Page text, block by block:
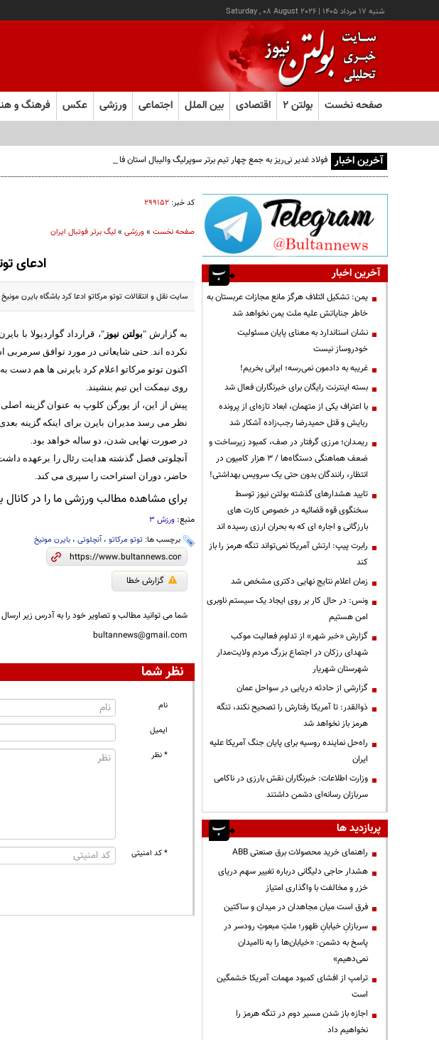
شنبه ۱۷ مرداد ۱۴۰۵ |
Saturday , 08 August 2026
صفحه نخست بولتن ۲ اقتصادی بین الملل اجتماعی ورزشی عکس فرهنگ و
آخرین اخبار فولاد غدیر نی‌ریز به جمع چهار تیم برتر سوپرلیگ والیبال استان فارس صعود کرد
کد خبر: ۲۹۹۱۵۲
صفحه نخست»ورزشی»لیگ برتر فوتبال ایران
ادعای
سایت نقل و انتقالات توتو مرکاتو ادعا کرد باشگاه بایرن
به گزارش "بولتن نیوز"، قرارداد گواردیولا با
نکرده اند. حتی شایعاتی در مورد توافق
اکنون توتو مرکاتو اعلام کرد بایرنی ها هم دست
روی نیمکت این تیم بنشیند.‏
پیش از این، از یورگن کلوپ به عنوان گزینه اصلی
نظر می رسد مدیران بایرن برای اینکه گزینه
در صورت نهایی ‏شدن، دو ساله خواهد بود.‏
آنچلوتی فصل گذشته هدایت رئال را برعهده
حاضر، دوران استراحت را سپری می کند.
برای مشاهده مطالب ورزشی ما را در کانال
منبع: ورزش 3
برچسب ها: توتو مرکاتو،آنچلوتی، بایرن مونیخ
گزارش خطا
شما می توانید مطالب و تصاویر خود را به آدرس زیر ارسال
bultannews@gmail.com
نظر شما
نام
ایمیل
* نظر
* کد امنیتی
آخرین اخبار
یمن: تشکیل ائتلاف هرگز مانع مجازات عربستان به
خاطر جنایاتش علیه ملت یمن نخواهد شد
نشان استاندارد به معنای پایان مسئولیت
خودروساز نیست
غریبه به دادمون نمی‌رسه؛ ایرانی بخریم!
بسته اینترنت رایگان برای خبرنگاران فعال شد
با اعتراف یکی از متهمان، ابعاد تازه‌ای از پرونده
ربایش و قتل حمیدرضا رجب‌زاده آشکار شد
ریمـدان؛ مرزی گرفتار در صف، کمبود زیرساخت و
ضعف هماهنگی دستگاه‌ها / ۳ هزار کامیون در
انتظار، رانندگان بدون حتی یک سرویس بهداشتی!
تایید هشدارهای گذشته بولتن نیوز توسط
سخنگوی قوه قضائیه در خصوص کارت های
بارزگانی و اجاره ای که به بحران ارزی رسیده اند
رابرت پیپ: ارتش آمریکا نمی‌تواند تنگه هرمز را باز
کند
زمان اعلام نتایج نهایی دکتری مشخص شد
ونس: در حال کار بر روی ایجاد یک سیستم ناوبری
امن هستیم
گزارش «خبر شهر» از تداوم فعالیت موکب
شهدای رزکان در اجتماع بزرگ مردم ولایت‌مدار
شهرستان شهریار
گزارشی از حادثه دریایی در سواحل عمان
ذوالقدر: تا آمریکا رفتارش را تصحیح نکند، تنگه
هرمز باز نخواهد شد
راه‌حل نماینده روسیه برای پایان جنگ آمریکا علیه
ایران
وزارت اطلاعات: خبرنگاران نقش بارزی در ناکامی
سربازان رسانه‌ای دشمن داشتند
پربازدید ها
راهنمای خرید محصولات برق صنعتی ABB
هشدار حاجی دلیگانی درباره تغییر سهم دریای
خزر و مخالفت با واگذاری امتیاز
فرق است میان مجاهدان در میدان و ساکتین
سربازانِ خیابانِ ظهور؛ ملتِ مبعوثِ رودسر در
پاسخ به دشمن: «خیابان‌ها را به ناامیدان
نمی‌دهیم»
ترامپ از افشای کمبود مهمات آمریکا خشمگین
است
اجازه باز شدن مسیر دوم در تنگه هرمز را
نخواهیم داد